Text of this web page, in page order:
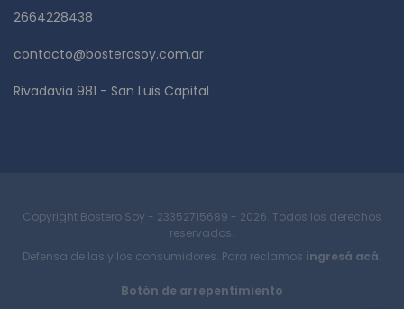
2664228438
contacto@bosterosoy.com.ar
Rivadavia 981 - San Luis Capital
Copyright Bostero Soy - 23352715689 - 2026. Todos los derechos
reservados.
Defensa de las y los consumidores. Para reclamos ingresá acá.
Botón de arrepentimiento